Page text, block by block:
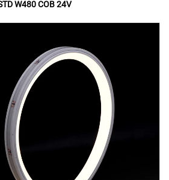
W480 COB 24V